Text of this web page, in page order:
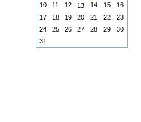
10
11 12 13 14 15
16
17
18 19 20 21 22
23
24
25 26 27 28 29
30
31